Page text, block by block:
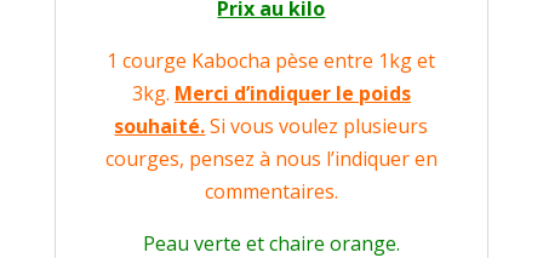
Prix au kilo
1 courge Kabocha pèse entre 1kg et
3kg. Merci d’indiquer le poids
souhaité.Si vous voulez plusieurs
courges, pensez à nous l’indiquer en
commentaires.
Peau verte et chaire orange.